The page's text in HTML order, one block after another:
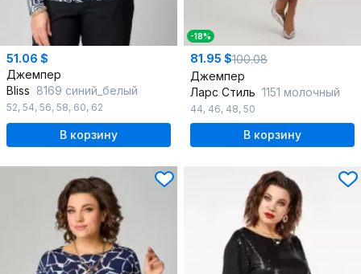
51.06 $
Джемпер
Bliss 8169 синий_белый
52, 54, 56, 58, 60, 62
В корзину
-18%
81.95 $100.08
Джемпер
Ларс Стиль 1151 молочный
44, 46, 48, 50
В корзину